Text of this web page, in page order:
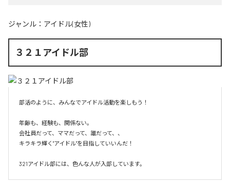
ジャンル： アイドル(女性)
３２１アイドル部
部活のように、みんなでアイドル活動を楽しもう！
年齢も、経験も、関係ない。
会社員だって、ママだって、誰だって、、
キラキラ輝く"アイドル"を目指していいんだ！
321アイドル部には、色んな人が入部しています。